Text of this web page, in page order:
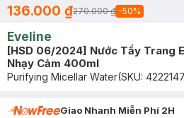
136.000 ₫270.000 ₫ -50%
Eveline
[HSD 06/2024] Nước Tẩy Trang
Nhạy Cảm 400ml
Purifying Micellar Water(SKU:
Giao Nhanh Miễn Phí 2H